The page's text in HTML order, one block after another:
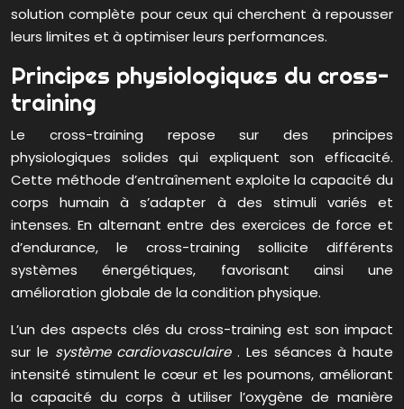
solution complète pour ceux qui cherchent à repousser
leurs limites et à optimiser leurs performances.
Principes physiologiques du cross-
training
Le cross-training repose sur des principes
physiologiques solides qui expliquent son efficacité.
Cette méthode d’entraînement exploite la capacité du
corps humain à s’adapter à des stimuli variés et
intenses. En alternant entre des exercices de force et
d’endurance, le cross-training sollicite différents
systèmes énergétiques, favorisant ainsi une
amélioration globale de la condition physique.
L’un des aspects clés du cross-training est son impact
sur le système cardiovasculaire . Les séances à haute
intensité stimulent le cœur et les poumons, améliorant
la capacité du corps à utiliser l’oxygène de manière